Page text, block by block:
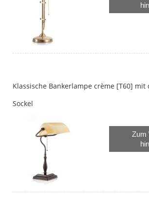
Klassische Bankerlampe crème [T60]
Sockel
Zum